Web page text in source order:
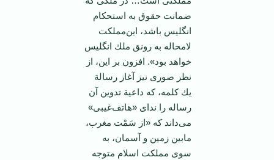
ضمانت‌ حقوق‌ به‌ استحكام‌
انگلیس‌ باشد، این‌مملكت‌
لامحاله‌ به‌ رونق‌ ملك‌ انگلیس‌
خواهد بود». افزون‌ بر این‌، از
نظر صوری‌ نیز آغاز رسالة‌
یك‌ كلمه‌، كه‌ داعیة‌ تدوین‌ آن‌
رساله‌ را ندای‌ «هاتف‌غیبی‌»
می‌داند كه‌ «از سَمْت‌ مغرب‌،
مابین‌ زمین‌ و آسمان‌، به‌
سوی‌ مملكت ‌اسلام‌ متوجه‌